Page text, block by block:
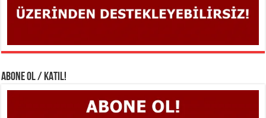
ABONE OL / KATIL!